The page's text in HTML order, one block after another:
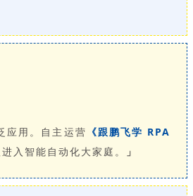
应用。自主运营 《跟鹏飞学 RPA
入智能自动化大家庭。 」